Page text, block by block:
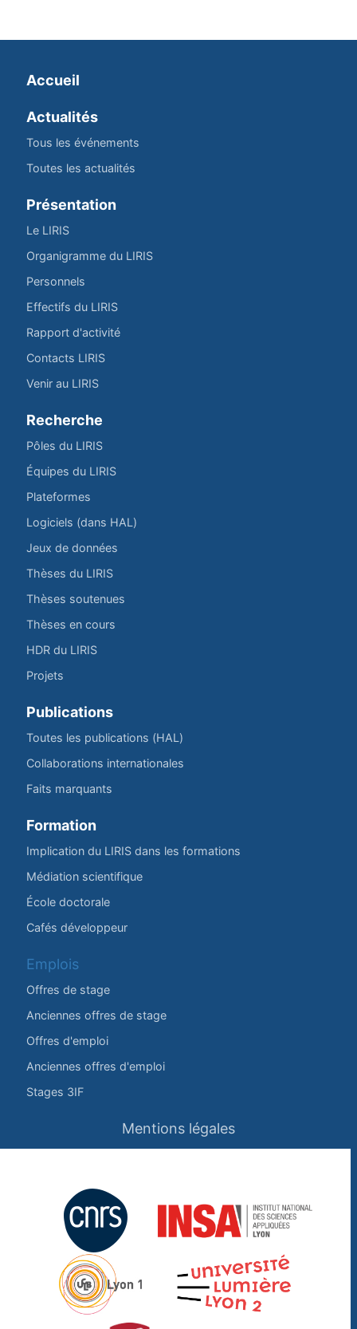
Accueil
Actualités
Tous les événements
Toutes les actualités
Présentation
Le LIRIS
Organigramme du LIRIS
Personnels
Effectifs du LIRIS
Rapport d'activité
Contacts LIRIS
Venir au LIRIS
Recherche
Pôles du LIRIS
Équipes du LIRIS
Plateformes
Logiciels (dans HAL)
Jeux de données
Thèses du LIRIS
Thèses soutenues
Thèses en cours
HDR du LIRIS
Projets
Publications
Toutes les publications (HAL)
Collaborations internationales
Faits marquants
Formation
Implication du LIRIS dans les formations
Médiation scientifique
École doctorale
Cafés développeur
Emplois
Offres de stage
Anciennes offres de stage
Offres d'emploi
Anciennes offres d'emploi
Stages 3IF
Mentions légales